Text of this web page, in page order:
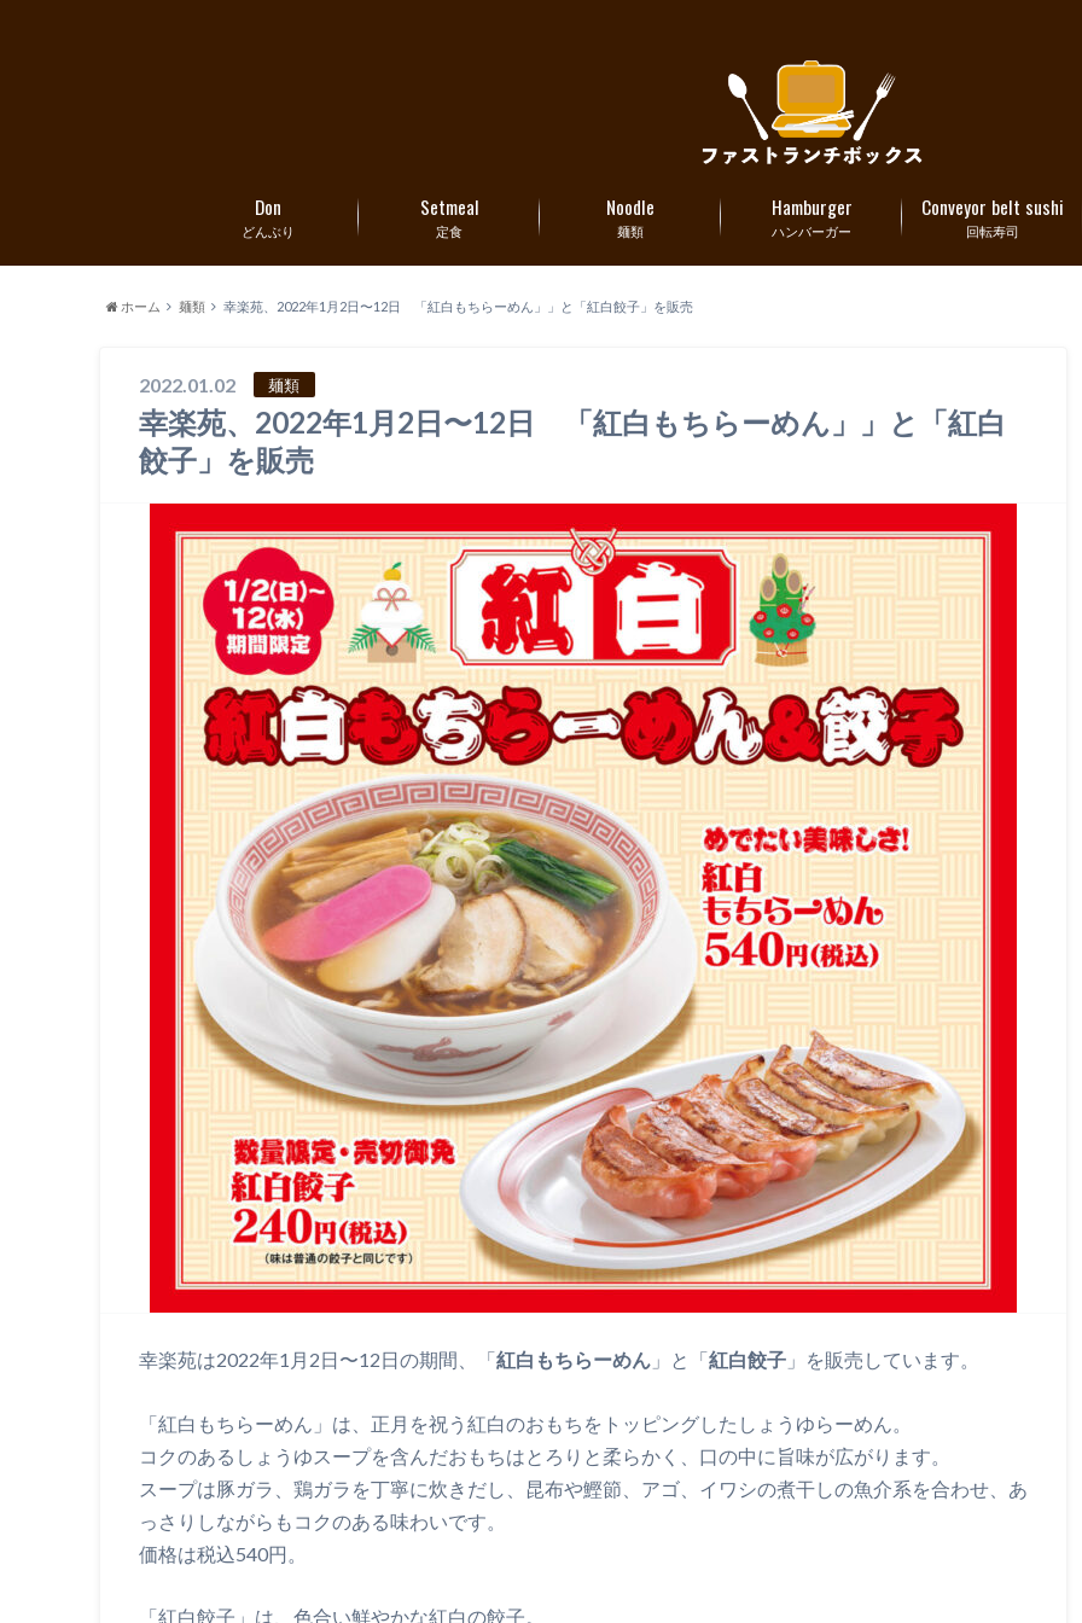
どんぶり
Don
定食
Setmeal
麺類
Noodle
ハンバーガー
Hamburger
回転寿司
Conveyor belt sushi
ホーム 麺類 幸楽苑、2022年1月2日〜12日 「紅白もちらーめん」」と「紅白餃子」を販売
2022.01.02 麺類
幸楽苑、2022年1月2日〜12日 「紅白もちらーめん」」と「紅白
餃子」を販売
幸楽苑は2022年1月2日〜12日の期間、「紅白もちらーめん 」と「紅白餃子 」を販売しています。
「紅白もちらーめん」は、正月を祝う紅白のおもちをトッピングしたしょうゆらーめん。
コクのあるしょうゆスープを含んだおもちはとろりと柔らかく、口の中に旨味が広がります。
スープは豚ガラ、鶏ガラを丁寧に炊きだし、昆布や鰹節、アゴ、イワシの煮干しの魚介系を合わせ、あ
っさりしながらもコクのある味わいです。
価格は税込540円。
「紅白餃子」は、色合い鮮やかな紅白の餃子。